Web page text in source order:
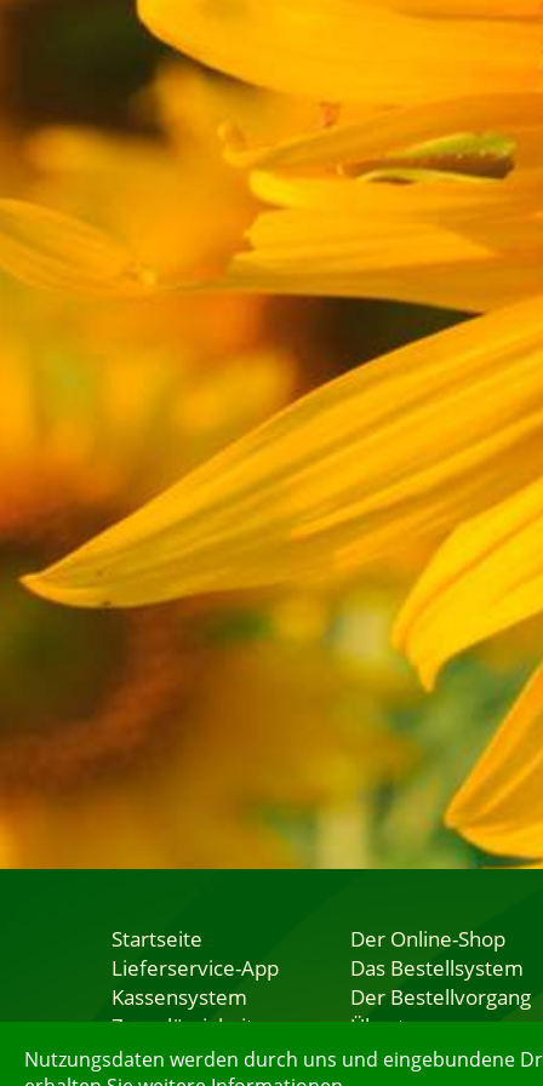
Nutzungsdaten werden durch uns und eingebundene
Startseite
Lieferservice-App
Kassensystem
Zuverlässigkeit
Sicherheit
Der Online-Shop
Das Bestellsystem
Der Bestellvorgang
Übertragung
Testshop